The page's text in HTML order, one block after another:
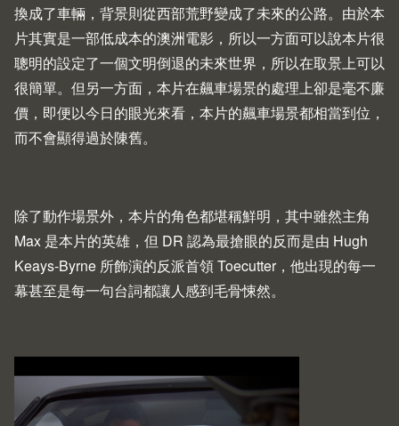
換成了車輛，背景則從西部荒野變成了未來的公路。由於本
片其實是一部低成本的澳洲電影，所以一方面可以說本片很
聰明的設定了一個文明倒退的未來世界，所以在取景上可以
很簡單。但另一方面，本片在飆車場景的處理上卻是毫不廉
價，即便以今日的眼光來看，本片的飆車場景都相當到位，
而不會顯得過於陳舊。
除了動作場景外，本片的角色都堪稱鮮明，其中雖然主角
Max 是本片的英雄，但 DR 認為最搶眼的反而是由 Hugh
Keays-Byrne 所飾演的反派首領 Toecutter，他出現的每一
幕甚至是每一句台詞都讓人感到毛骨悚然。